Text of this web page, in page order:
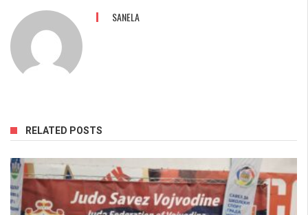
SANELA
RELATED POSTS